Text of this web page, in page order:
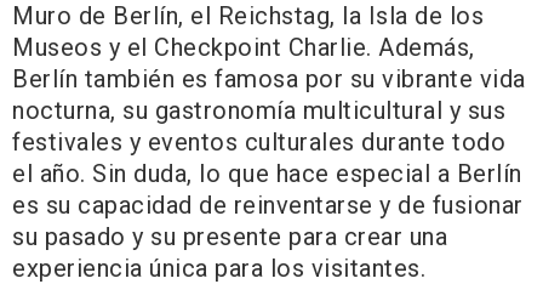
Muro de Berlín, el Reichstag, la Isla de los
Museos y el Checkpoint Charlie. Además,
Berlín también es famosa por su vibrante vida
nocturna, su gastronomía multicultural y sus
festivales y eventos culturales durante todo
el año. Sin duda, lo que hace especial a Berlín
es su capacidad de reinventarse y de fusionar
su pasado y su presente para crear una
experiencia única para los visitantes.